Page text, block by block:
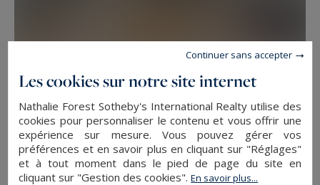
VIVRE AU GOLF
Les cookies sur notre site internet
Nathalie Forest Sotheby's International Realty utilise des
cookies pour personnaliser le contenu et vous offrir une
expérience sur mesure. Vous pouvez gérer vos
préférences et en savoir plus en cliquant sur "Réglages"
et à tout moment dans le pied de page du site en
cliquant sur "Gestion des cookies".En savoir plus...
Continuer sans accepter